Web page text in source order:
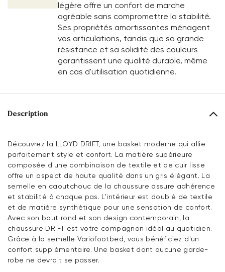
légère offre un confort de marche
agréable sans compromettre la stabilité.
Ses propriétés amortissantes ménagent
vos articulations, tandis que sa grande
résistance et sa solidité des couleurs
garantissent une qualité durable, même
en cas d'utilisation quotidienne.
Description
Découvrez la LLOYD DRIFT, une basket moderne qui allie
parfaitement style et confort. La matière supérieure
composée d'une combinaison de textile et de cuir lisse
offre un aspect de haute qualité dans un gris élégant. La
semelle en caoutchouc de la chaussure assure adhérence
et stabilité à chaque pas. L'intérieur est doublé de textile
et de matière synthétique pour une sensation de confort.
Avec son bout rond et son design contemporain, la
chaussure DRIFT est votre compagnon idéal au quotidien.
Grâce à la semelle Variofootbed, vous bénéficiez d'un
confort supplémentaire. Une basket dont aucune garde-
robe ne devrait se passer.